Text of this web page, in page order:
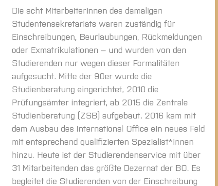
Die acht Mitarbeiterinnen des damaligen
Studentensekretariats waren zuständig für
Einschreibungen, Beurlaubungen, Rückmeldungen
oder Exmatrikulationen – und wurden von den
Studierenden nur wegen dieser Formalitäten
aufgesucht. Mitte der 90er wurde die
Studienberatung eingerichtet, 2010 die
Prüfungsämter integriert, ab 2015 die Zentrale
Studienberatung (ZSB) aufgebaut. 2016 kam mit
dem Ausbau des International Office ein neues Feld
mit entsprechend qualifizierten Spezialist*innen
hinzu. Heute ist der Studierendenservice mit über
31 Mitarbeitenden das größte Dezernat der BO. Es
begleitet die Studierenden von der Einschreibung